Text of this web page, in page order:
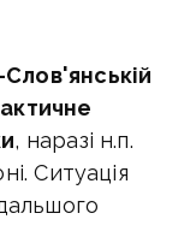
, наразі н.п.
Ситуація